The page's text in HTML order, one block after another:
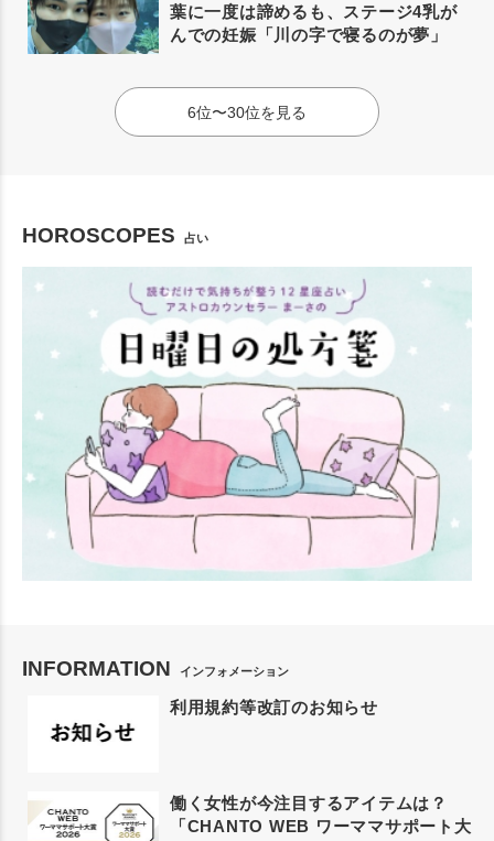
葉に一度は諦めるも、ステージ4乳が
んでの妊娠「川の字で寝るのが夢」
6位〜30位を見る
HOROSCOPES 占い
INFORMATION インフォメーション
利用規約等改訂のお知らせ
働く女性が今注目するアイテムは？
「CHANTO WEB ワーママサポート大